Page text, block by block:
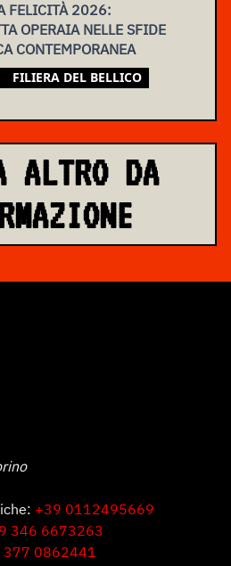
FELICITÀ 2026:
OPERAIA NELLE SFIDE
CONTEMPORANEA
FILIERA DEL BELLICO
ALTRO DA
+39 0112495669
346 6673263
377 0862441